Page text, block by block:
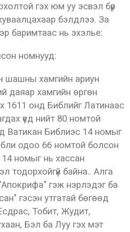
гэх юм уу эсвэл бүр
бэлдлээ. За
баримтаас нь эхэлье:
номнууд:
шашны хамгийн ариун
даяар хамгийн өргөн
1611 онд Библийг Латинаас
үед нийт 80 номтой
Ватикан Библиэс 14 номыг
одоо 66 номтой болсон
14 номыг нь хассан
тодорхойгүй байна.. Алга
гэж нэрлэдэг ба
гэсэн утгатай бөгөөд
Тобит, Жудит,
Бэл ба Луу гэх мэт